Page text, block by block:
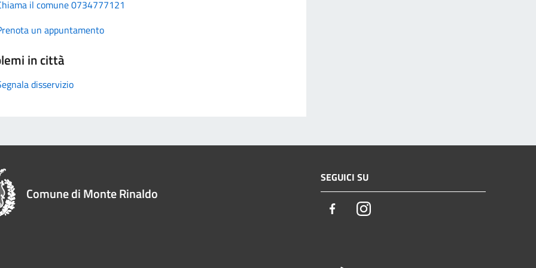
il comune 0734777121
un appuntamento
in città
disservizio
Comune di Monte Rinaldo
SEGUICI SU
FacebookInstagram